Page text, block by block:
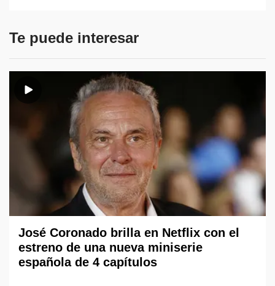
Te puede interesar
José Coronado brilla en Netflix con el
estreno de una nueva miniserie
española de 4 capítulos